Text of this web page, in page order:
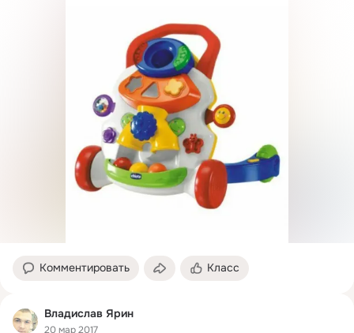
Комментировать Класс
Владислав Ярин
20 мар 2017